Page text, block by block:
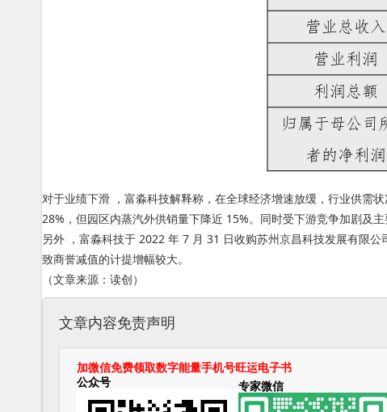
对于业绩下滑 ，富淼科技解释称 ，在全球经济增速放缓，行
28%，但园区内蒸汽外供销量下降近 15%。同时受下游竞争加
另外 ，富淼科技于 2022 年 7 月 31 日收购苏州京昌科技发展有限公司
致商誉减值的计提增幅较大。
（文章来源：读创）
文章内容免责声明
加微信免费领取数字能量手机号旺运电子书
公众号
专家微信